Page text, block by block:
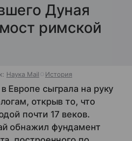
Дуная
римской
Наука Mail История
Европе сыграла на руку
открыв то, что
почти 17 веков.
обнажил фундамент